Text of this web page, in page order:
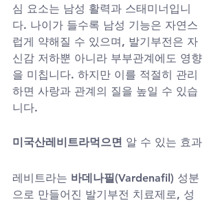
심 요소는 남성 활력과 스태미너입니
다. 나이가 들수록 남성 기능은 자연스
럽게 약해질 수 있으며, 발기부전은 자
신감 저하뿐 아니라 부부관계에도 영향
을 미칩니다. 하지만 이를 적절히 관리
하면 사랑과 관계의 질을 높일 수 있습
니다.
미국산레비트라먹으면 알 수 있는 효과
레비트라는 바데나필(Vardenafil) 성분
으로 만들어진 발기부전 치료제로, 성